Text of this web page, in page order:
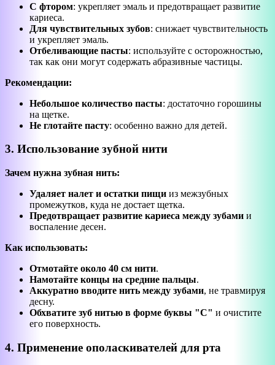
С фтором: укрепляет эмаль и предотвращает развитие
кариеса.
Для чувствительных зубов: снижает чувствительность
и укрепляет эмаль.
Отбеливающие пасты: используйте с осторожностью,
так как они могут содержать абразивные частицы.
Рекомендации:
Небольшое количество пасты: достаточно горошины
на щетке.
Не глотайте пасту: особенно важно для детей.
3. Использование зубной нити
Зачем нужна зубная нить:
Удаляет налет и остатки пищи из межзубных
промежутков, куда не достает щетка.
Предотвращает развитие кариеса между зубами и
воспаление десен.
Как использовать:
Отмотайте около 40 см нити.
Намотайте концы на средние пальцы.
Аккуратно вводите нить между зубами, не травмируя
десну.
Обхватите зуб нитью в форме буквы "C" и очистите
его поверхность.
4. Применение ополаскивателей для рта